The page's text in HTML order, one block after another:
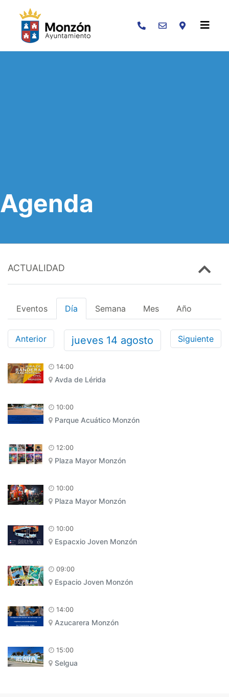
Buscar
Agenda
ACTUALIDAD
Eventos Día Semana Mes Año
Anterior jueves 14 agosto Siguiente
14:00
Avda de Lérida
10:00
Parque Acuático Monzón
12:00
Plaza Mayor Monzón
10:00
Plaza Mayor Monzón
10:00
Espacxio Joven Monzón
09:00
Espacio Joven Monzón
14:00
Azucarera Monzón
15:00
Selgua